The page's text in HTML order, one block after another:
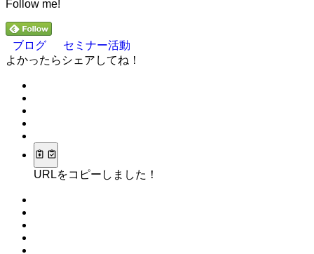
Follow me!
ブログ
セミナー活動
よかったらシェアしてね！
URLをコピーしました！